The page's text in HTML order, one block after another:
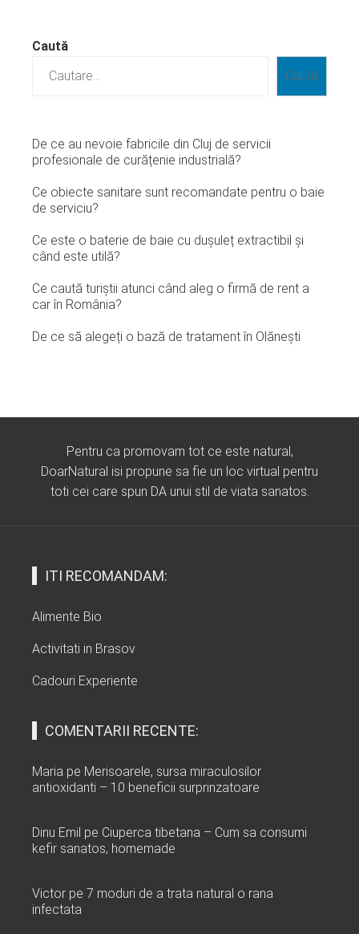
Caută
Caută
De ce au nevoie fabricile din Cluj de servicii
profesionale de curățenie industrială?
Ce obiecte sanitare sunt recomandate pentru o baie
de serviciu?
Ce este o baterie de baie cu dușuleț extractibil și
când este utilă?
Ce caută turiștii atunci când aleg o firmă de rent a
car în România?
De ce să alegeți o bază de tratament în Olănești
Pentru ca promovam tot ce este natural,
DoarNatural isi propune sa fie un loc virtual pentru
toti cei care spun DA unui stil de viata sanatos.
ITI RECOMANDAM:
Alimente Bio
Activitati in Brasov
Cadouri Experiente
COMENTARII RECENTE:
Maria pe Merisoarele, sursa miraculosilor
antioxidanti – 10 beneficii surprinzatoare
Dinu Emil pe Ciuperca tibetana – Cum sa consumi
kefir sanatos, homemade
Victor pe 7 moduri de a trata natural o rana
infectata